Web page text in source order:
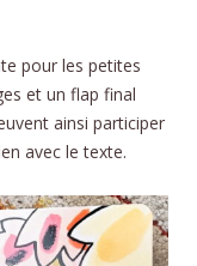
pour les petites
et un flap final
ainsi participer
avec le texte.